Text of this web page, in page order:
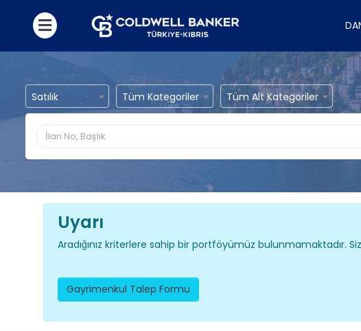
Satılık Tüm Kategoriler Tüm Alt Kategoriler
Uyarı
Aradığınız kriterlere sahip bir portföyümüz bulunmamaktadır.
Gayrimenkul Talep Formu